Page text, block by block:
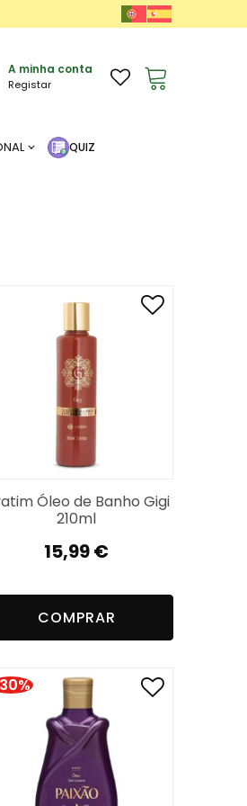
A minha conta
Registar
QUIZ
Óleo de Banho Gigi
210ml
15,99€
COMPRAR